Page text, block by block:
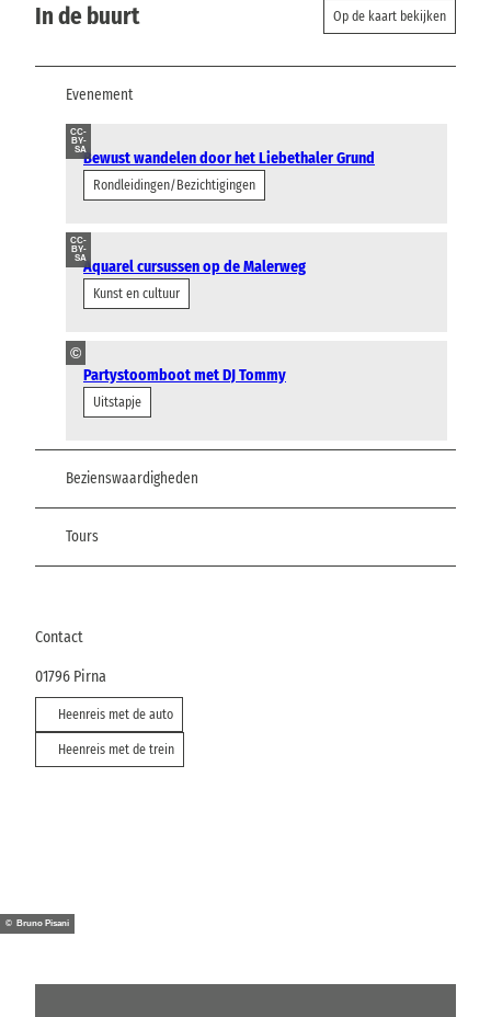
In de buurt Op de kaart bekijken
Evenement
CC-
BY-
SABewust wandelen door het Liebethaler Grund
Rondleidingen/Bezichtigingen
CC-
BY-
SAAquarel cursussen op de Malerweg
Kunst en cultuur
©
Partystoomboot met DJ Tommy
Uitstapje
Bezienswaardigheden
Tours
Contact
01796 Pirna
Heenreis met de auto
Heenreis met de trein
© Bruno Pisani